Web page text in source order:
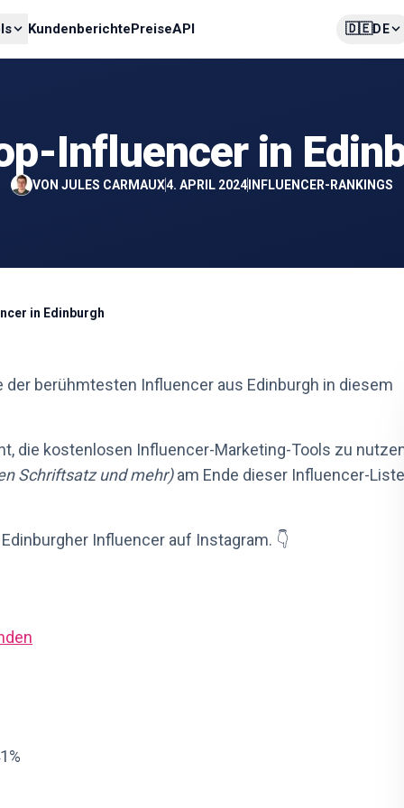
KundenberichtePreiseAPI 🇩🇪DE
Influencer in
VON JULES CARMAUX4. APRIL 2024 INFLUENCER-RANKINGS
in Edinburgh
berühmtesten Influencer aus Edinburgh in diesem
die kostenlosen Influencer-Marketing-Tools zu
Schriftsatz und mehr)am Ende dieser Influencer-
Influencer auf Instagram. 👇